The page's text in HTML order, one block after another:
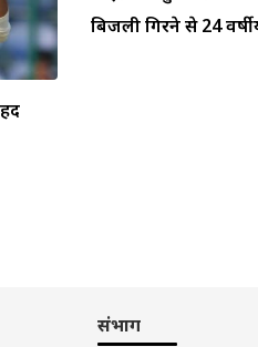
बिजली गिरने से 24
संभाग